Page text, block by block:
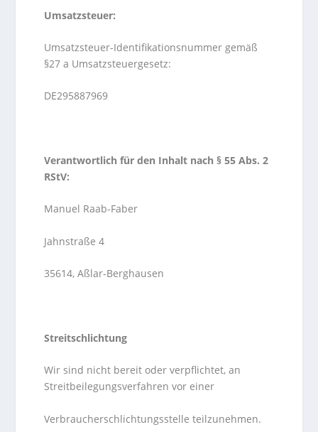
Umsatzsteuer:
Umsatzsteuer-Identifikationsnummer gemäß
§27 a Umsatzsteuergesetz:
DE295887969
Verantwortlich für den Inhalt nach § 55 Abs. 2
RStV:
Manuel Raab-Faber
Jahnstraße 4
35614, Aßlar-Berghausen
Streitschlichtung
Wir sind nicht bereit oder verpflichtet, an
Streitbeilegungsverfahren vor einer
Verbraucherschlichtungsstelle teilzunehmen.